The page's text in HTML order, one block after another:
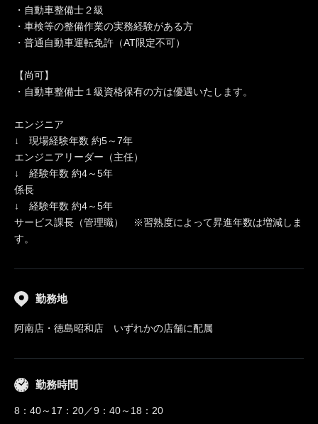
・自動車整備士２級
・車検等の整備作業の実務経験がある方
・普通自動車運転免許（AT限定不可）
【尚可】
・自動車整備士１級資格保有の方は優遇いたします。
エンジニア
↓ 現場経験年数 約5～7年
エンジニアリーダー（主任）
↓ 経験年数 約4～5年
係長
↓ 経験年数 約4～5年
サービス課長（管理職） ※習熟度によって昇進年数は増減しま
す。
勤務地
阿南店・徳島昭和店 いずれかの店舗に配属
勤務時間
8：40～17：20／9：40～18：20